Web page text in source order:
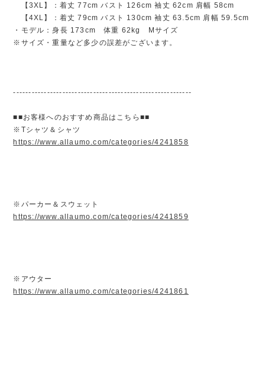
【3XL】：着丈 77cm バスト 126cm 袖丈 62cm 肩幅 58cm
【4XL】：着丈 79cm バスト 130cm 袖丈 63.5cm 肩幅 59.5cm
・モデル：身長 173cm 体重 62kg Mサイズ
※サイズ・重量など多少の誤差がございます。
----------------------------------------------------------
■■お客様へのおすすめ商品はこちら■■
※Tシャツ＆シャツ
https://www.allaumo.com/categories/4241858
※パーカー＆スウェット
https://www.allaumo.com/categories/4241859
※アウター
https://www.allaumo.com/categories/4241861